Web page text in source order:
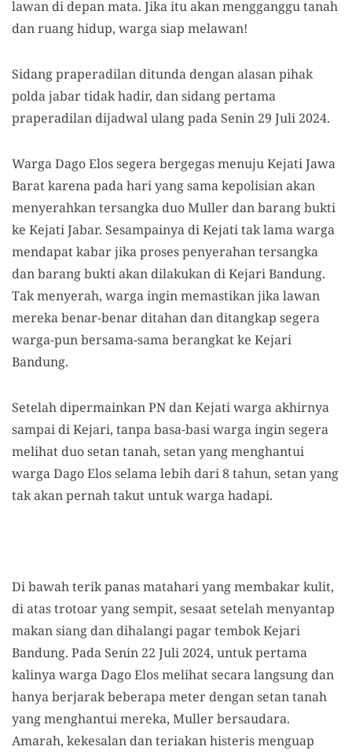
lawan di depan mata. Jika itu akan mengganggu tanah
dan ruang hidup, warga siap melawan!
Sidang praperadilan ditunda dengan alasan pihak
polda jabar tidak hadir, dan sidang pertama
praperadilan dijadwal ulang pada Senin 29 Juli 2024.
Warga Dago Elos segera bergegas menuju Kejati Jawa
Barat karena pada hari yang sama kepolisian akan
menyerahkan tersangka duo Muller dan barang bukti
ke Kejati Jabar. Sesampainya di Kejati tak lama warga
mendapat kabar jika proses penyerahan tersangka
dan barang bukti akan dilakukan di Kejari Bandung.
Tak menyerah, warga ingin memastikan jika lawan
mereka benar-benar ditahan dan ditangkap segera
warga-pun bersama-sama berangkat ke Kejari
Bandung.
Setelah dipermainkan PN dan Kejati warga akhirnya
sampai di Kejari, tanpa basa-basi warga ingin segera
melihat duo setan tanah, setan yang menghantui
warga Dago Elos selama lebih dari 8 tahun, setan yang
tak akan pernah takut untuk warga hadapi.
Di bawah terik panas matahari yang membakar kulit,
di atas trotoar yang sempit, sesaat setelah menyantap
makan siang dan dihalangi pagar tembok Kejari
Bandung. Pada Senin 22 Juli 2024, untuk pertama
kalinya warga Dago Elos melihat secara langsung dan
hanya berjarak beberapa meter dengan setan tanah
yang menghantui mereka, Muller bersaudara.
Amarah, kekesalan dan teriakan histeris menguap